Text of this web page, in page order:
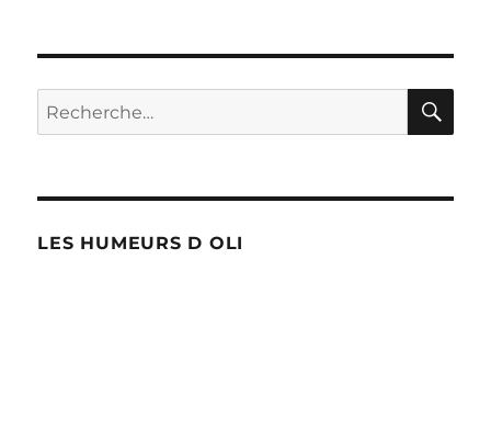
publications
CÉD
ENT
Recherche
pour :
LES HUMEURS D OLI